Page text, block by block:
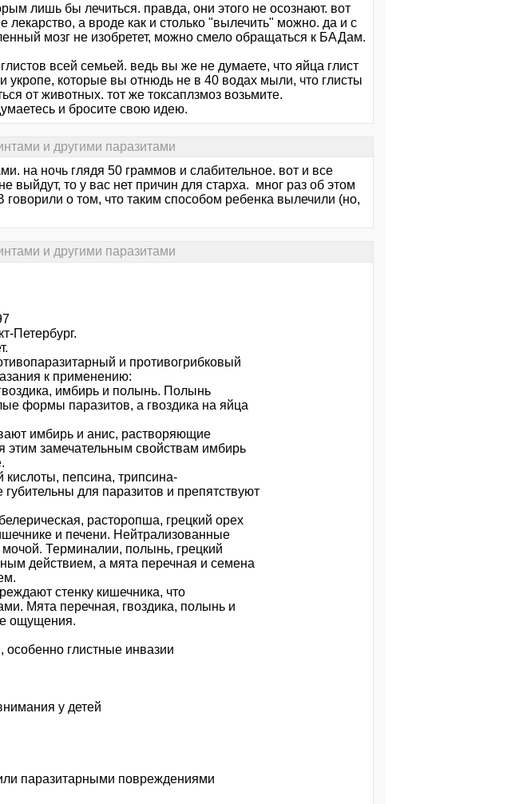
лишь бы лечиться. правда, они этого не осознают. вот
а вроде как и столько "вылечить" можно. да и с
мозг не изобретет, можно смело обращаться к БАДам.
всей семьей. ведь вы же не думаете, что яйца глист
укропе, которые вы отнюдь не в 40 водах мыли, что глисты
от животных. тот же токсаплзмоз возьмите.
и бросите свою идею.
и другими паразитами
на ночь глядя 50 граммов и слабительное. вот и все
выйдут, то у вас нет причин для старха. мног раз об этом
о том, что таким способом ребенка вылечили (но,
и другими паразитами
Петербург.
и противогрибковый
к применению:
имбирь и полынь. Полынь
формы паразитов, а гвоздика на яйца
имбирь и анис, растворяющие
этим замечательным свойствам имбирь
пепсина, трипсина-
для паразитов и препятствуют
расторопша, грецкий орех
и печени. Нейтрализованные
Терминалии, полынь, грецкий
действием, а мята перечная и семена
стенку кишечника, что
Мята перечная, гвоздика, полынь и
ощущения.
глистные инвазии
у детей
паразитарными повреждениями